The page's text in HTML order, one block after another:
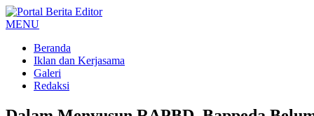
MENU
Beranda
Iklan dan Kerjasama
Galeri
Redaksi